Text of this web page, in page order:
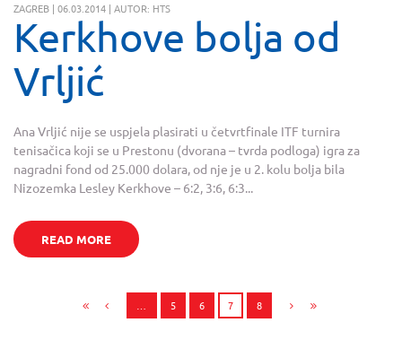
ZAGREB | 06.03.2014 | AUTOR: HTS
Kerkhove bolja od
Vrljić
Ana Vrljić nije se uspjela plasirati u četvrtfinale ITF turnira
tenisačica koji se u Prestonu (dvorana – tvrda podloga) igra za
nagradni fond od 25.000 dolara, od nje je u 2. kolu bolja bila
Nizozemka Lesley Kerkhove – 6:2, 3:6, 6:3...
READ MORE
5 6 7 8